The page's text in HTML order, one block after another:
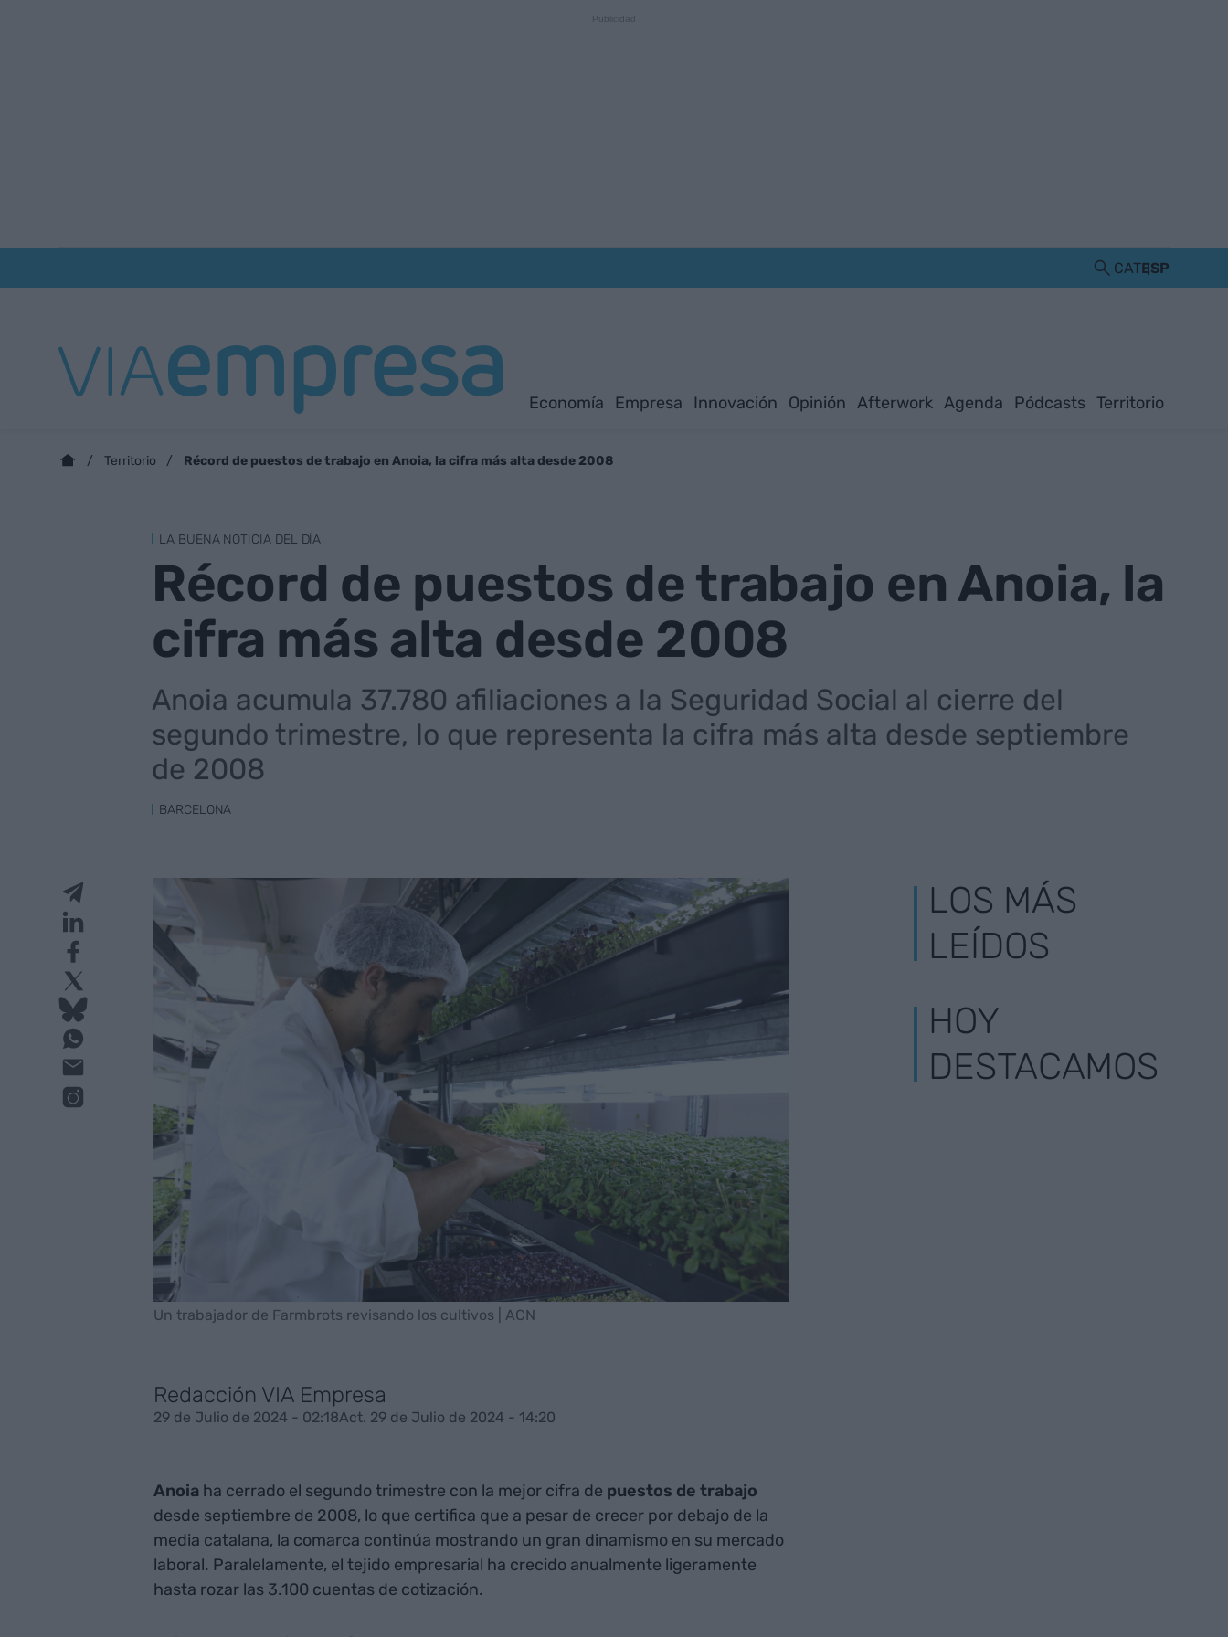
CATESP
Economía Empresa Innovación Opinión Afterwork Agenda Pódcasts Territorio
Territorio Récord de puestos de trabajo en Anoia, la cifra más alta desde 2008
LA BUENA NOTICIA DEL DÍA
Récord de puestos de trabajo en Anoia, la
cifra más alta desde 2008
Anoia acumula 37.780 afiliaciones a la Seguridad Social al cierre del
segundo trimestre, lo que representa la cifra más alta desde septiembre
de 2008
BARCELONA
Un trabajador de Farmbrots revisando los cultivos | ACN
Redacción VIA Empresa
29 de Julio de 2024 - 02:18Act. 29 de Julio de 2024 - 14:20
Anoiaha cerrado el segundo trimestre con la mejor cifra de puestos de trabajo
desde septiembre de 2008, lo que certifica que a pesar de crecer por debajo de la
media catalana, la comarca continúa mostrando un gran dinamismo en su mercado
laboral. Paralelamente, el tejido empresarial ha crecido anualmente ligeramente
hasta rozar las 3.100 cuentas de cotización.
LOS MÁS
LEÍDOS
HOY
DESTACAMOS